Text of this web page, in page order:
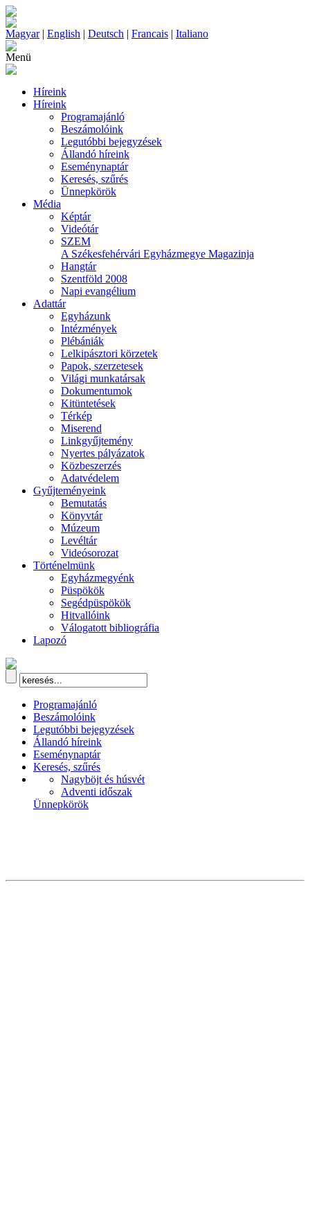
Magyar| English | Deutsch | Francais | Italiano
Menü
Híreink
Híreink
Programajánló
Beszámolóink
Legutóbbi bejegyzések
Állandó híreink
Eseménynaptár
Keresés, szűrés
Ünnepkörök
Média
Képtár
Videótár
SZEM
A Székesfehérvári Egyházmegye Magazinja
Hangtár
Szentföld 2008
Napi evangélium
Adattár
Egyházunk
Intézmények
Plébániák
Lelkipásztori körzetek
Papok, szerzetesek
Világi munkatársak
Dokumentumok
Kitüntetések
Térkép
Miserend
Linkgyűjtemény
Nyertes pályázatok
Közbeszerzés
Adatvédelem
Gyűjteményeink
Bemutatás
Könyvtár
Múzeum
Levéltár
Videósorozat
Történelmünk
Egyházmegyénk
Püspökök
Segédpüspökök
Hitvallóink
Válogatott bibliográfia
Lapozó
Programajánló
Beszámolóink
Legutóbbi bejegyzések
Állandó híreink
Eseménynaptár
Keresés, szűrés
Nagyböjt és húsvét
Adventi időszak
Ünnepkörök